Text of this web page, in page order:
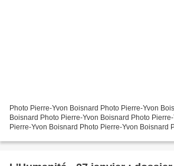
Photo Pierre-Yvon Boisnard Photo Pierre-Yvon
Boisnard Photo Pierre-Yvon Boisnard Photo
Pierre-Yvon Boisnard Photo Pierre-Yvon Boisnard